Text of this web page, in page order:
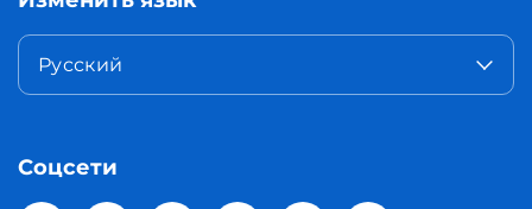
Русский
Соцсети